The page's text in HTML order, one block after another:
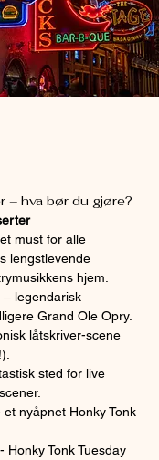
– hva bør du gjøre?
must for alle
lengstlevende
hjem.
– legendarisk
Grand Ole Opry.
låtskriver-scene
sted for live
et nyåpnet Honky Tonk
- Honky Tonk Tuesday